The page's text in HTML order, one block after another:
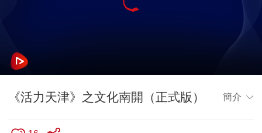
《活力天津》之文化南開（正式版） 簡介